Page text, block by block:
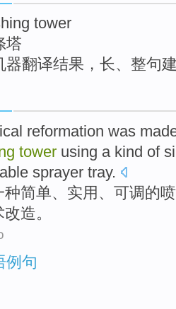
tower
塔
器翻译结果，长、整句
reformation was
tower using a kind of
sprayer tray.
种简单、 实用 、 可调的
改造。
例句